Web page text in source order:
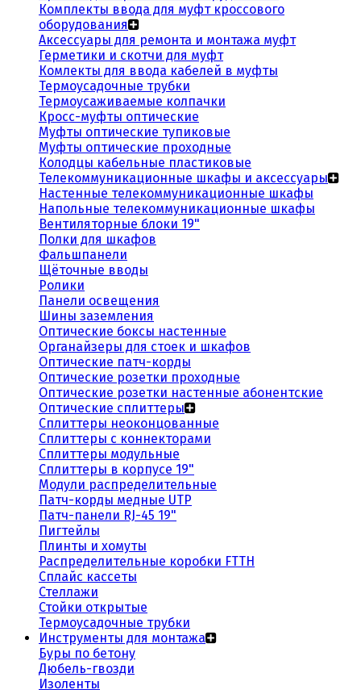
Комплекты ввода для муфт кроссового
оборудования
Аксессуары для ремонта и монтажа муфт
Герметики и скотчи для муфт
Комлекты для ввода кабелей в муфты
Термоусадочные трубки
Термоусаживаемые колпачки
Кросс-муфты оптические
Муфты оптические тупиковые
Муфты оптические проходные
Колодцы кабельные пластиковые
Телекоммуникационные шкафы и аксессуары
Настенные телекоммуникационные шкафы
Напольные телекоммуникационные шкафы
Вентиляторные блоки 19"
Полки для шкафов
Фальшпанели
Щёточные вводы
Ролики
Панели освещения
Шины заземления
Оптические боксы настенные
Органайзеры для стоек и шкафов
Оптические патч-корды
Оптические розетки проходные
Оптические розетки настенные абонентские
Оптические сплиттеры
Сплиттеры неоконцованные
Сплиттеры с коннекторами
Сплиттеры модульные
Сплиттеры в корпусе 19"
Модули распределительные
Патч-корды медные UTP
Патч-панели RJ-45 19"
Пигтейлы
Плинты и хомуты
Распределительные коробки FTTH
Сплайс кассеты
Стеллажи
Стойки открытые
Термоусадочные трубки
Инструменты для монтажа
Буры по бетону
Дюбель-гвозди
Изоленты